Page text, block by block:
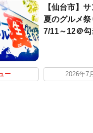
【仙台市】
夏のグルメ祭
7/11～12＠勾
ー 2026年7